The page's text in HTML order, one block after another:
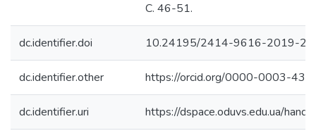
С. 46-51.
dc.identifier.doi 10.24195/2414-9616-2019-2-
dc.identifier.other https://orcid.org/0000-0003-
dc.identifier.uri https://dspace.oduvs.edu.ua/